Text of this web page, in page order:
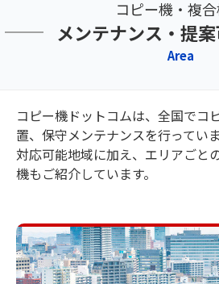
コピー機・複
メンテナンス・提
Area
コピー機ドットコムは、全国でコ
置、保守メンテナンスを行っていま
対応可能地域に加え、エリアごと
機もご紹介しています。